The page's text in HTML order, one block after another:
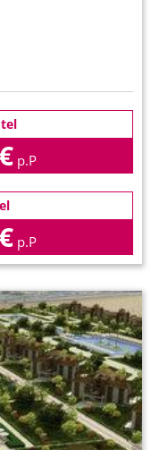
p.P
p.P